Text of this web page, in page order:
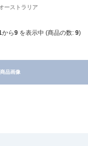
ーストラリア
から9 を表示中 (商品の数: 9)
商品画像